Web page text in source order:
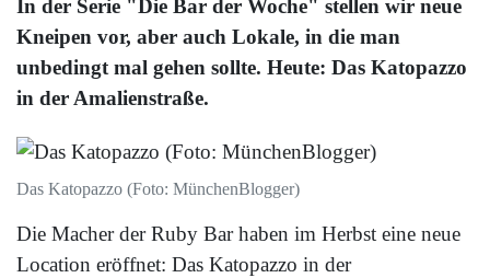
In der Serie "Die Bar der Woche" stellen wir neue
Kneipen vor, aber auch Lokale, in die man
unbedingt mal gehen sollte. Heute: Das Katopazzo
in der Amalienstraße.
Das Katopazzo (Foto: MünchenBlogger)
Die Macher der Ruby Bar haben im Herbst eine neue
Location eröffnet: Das Katopazzo in der